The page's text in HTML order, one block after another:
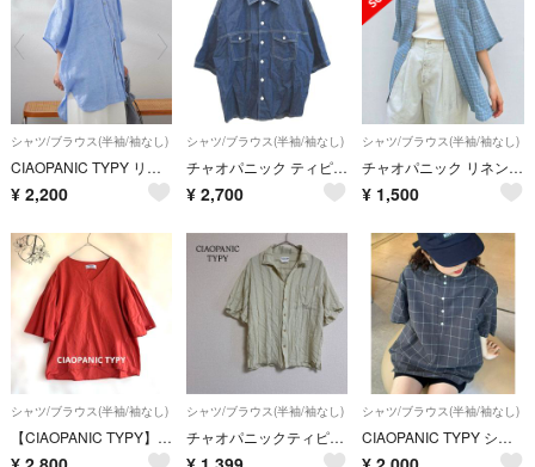
シャツ/ブラウス(半袖/袖なし)
CIAOPANIC TYPY リネン ドルマン シャツ サックスブルー 新品
¥ 2,200
シャツ/ブラウス(半袖/袖なし)
チャオパニック ティピー デニムシャツ 麻 リネン混 L 青 ブルー 半袖
¥ 2,700
シャツ/ブラウス(半袖/袖なし)
チャオパニック リネンレーヨン半袖バンドカラーシャツ ブルーグレー
¥ 1,500
シャツ/ブラウス(半袖/袖なし)
【CIAOPANIC TYPY】綿麻 Vネック フレアスリーブ ブラウス 707
シャツ/ブラウス(半袖/袖なし)
チャオパニックティピー 半袖シャツ 麻混 ストライプ M トップス ブラウス
シャツ/ブラウス(半袖/袖なし)
CIAOPANIC TYPY シアサッカーチェックバンドカラープルオーバーシャツ